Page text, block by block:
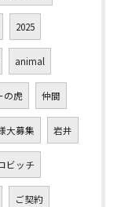
2025
animal
の虎 仲間
大募集 岩井
ビッチ
ご契約